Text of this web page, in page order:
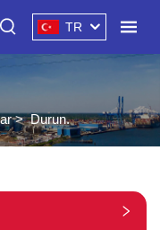
TR
>Durun.